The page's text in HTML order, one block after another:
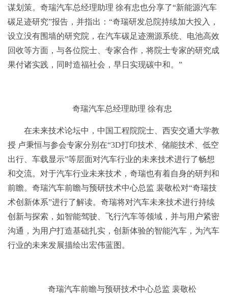
谋划策。奇瑞汽车总经理助理 徐有忠也分享了“新能源汽车
碳足迹研究”报告，并指出：“奇瑞研发总院持续加大投入，
设立没有围墙的研究院，在汽车碳足迹溯源系统、电池高效
回收等方面，与各位院士、专家合作，将院士专家的研究成
果付诸实践，同时造福社会，早日实现碳中和。”
奇瑞汽车总经理助理 徐有忠
在未来技术论坛中，中国工程院院士、西安交通大学教
授 卢秉恒与参会专家分别在“3D打印技术、储能技术、低空
出行、车载显示”等层面对汽车行业的未来技术进行了畅想
和交流。对于汽车行业未来技术，奇瑞也有着自身的研判和
前瞻。奇瑞汽车前瞻与预研技术中心总监 裴敬松对“奇瑞技
术创新体系”进行了解读。奇瑞将对汽车未来技术进行持续
创新与探索，如智能驾驶、飞行汽车等领域，并与用户紧密
沟通，为用户打造基础扎实，创新体验的智能汽车，为汽车
行业的未来发展描绘出宏伟蓝图。
奇瑞汽车前瞻与预研技术中心总监 裴敬松